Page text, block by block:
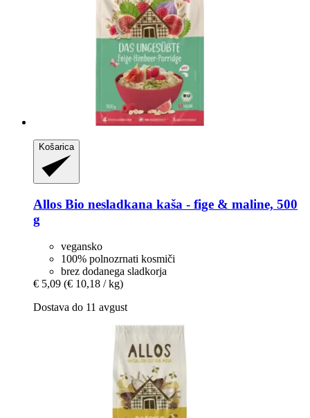
Košarica
Allos Bio nesladkana kaša -​ fige & maline, 500
g
vegansko
100% polnozrnati kosmiči
brez dodanega sladkorja
€ 5,09 (€ 10,18 / kg)
Dostava do 11 avgust